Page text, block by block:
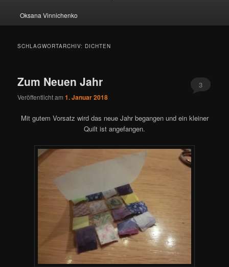
Oksana Vinnichenko
SCHLAGWORTARCHIV: DICHTEN
Zum Neuen Jahr
Veröffentlicht am1. Januar 2018
3
Mit gutem Vorsatz wird das neue Jahr begangen und ein kleiner
Quilt ist angefangen.